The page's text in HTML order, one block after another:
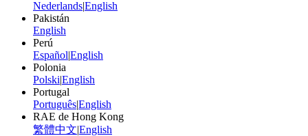
Nederlands|English
Pakistán
English
Perú
Español|English
Polonia
Polski|English
Portugal
Português|English
RAE de Hong Kong
繁體中文|English